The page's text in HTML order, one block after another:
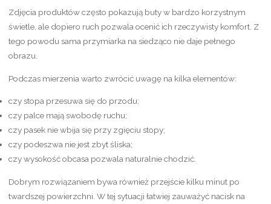
Zdjęcia produktów często pokazują buty w bardzo korzystnym
świetle, ale dopiero ruch pozwala ocenić ich rzeczywisty komfort. Z
tego powodu sama przymiarka na siedząco nie daje pełnego
obrazu.
Podczas mierzenia warto zwrócić uwagę na kilka elementów:
czy stopa przesuwa się do przodu;
czy palce mają swobodę ruchu;
czy pasek nie wbija się przy zgięciu stopy;
czy podeszwa nie jest zbyt śliska;
czy wysokość obcasa pozwala naturalnie chodzić.
Dobrym rozwiązaniem bywa również przejście kilku minut po
twardszej powierzchni. W tej sytuacji łatwiej zauważyć nacisk na